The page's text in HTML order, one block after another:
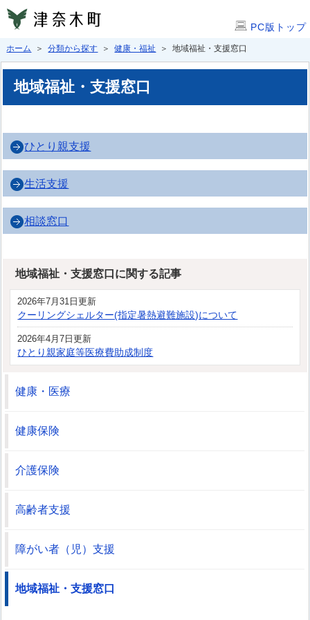
PC版トップ
ホーム ＞分類から探す ＞健康・福祉 ＞ 地域福祉・支援窓口
地域福祉・支援窓口
ひとり親支援
生活支援
相談窓口
地域福祉・支援窓口に関する記事
2026年7月31日更新
クーリングシェルター(指定暑熱避難施設)について
2026年4月7日更新
ひとり親家庭等医療費助成制度
健康・医療
健康保険
介護保険
高齢者支援
障がい者（児）支援
地域福祉・支援窓口